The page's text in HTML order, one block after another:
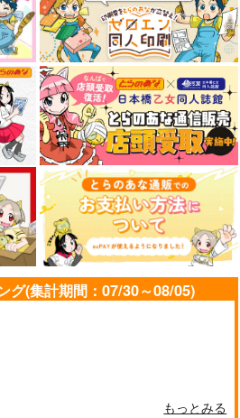
グ(集計期間：07/30～08/05)
もっとみる